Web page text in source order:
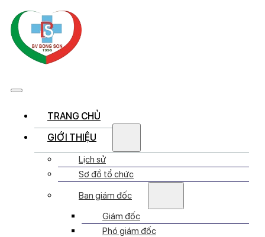
TRANG CHỦ
GIỚI THIỆU
Lịch sử
Sơ đồ tổ chức
Ban giám đốc
Giám đốc
Phó giám đốc